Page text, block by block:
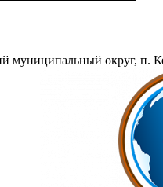
муниципальный округ, п.